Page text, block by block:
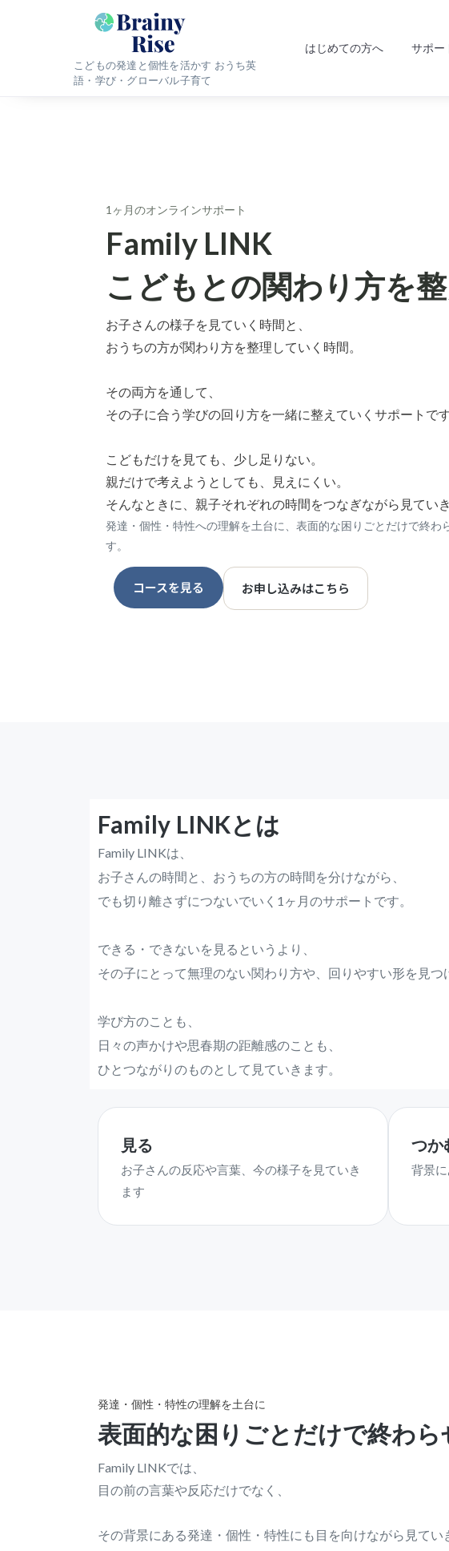
こどもの発達と個性を活かす おうち英
語・学び・グローバル子育て
はじめての方へ サポー
1ヶ月のオンラインサポート
Family LINK
こどもとの関わり方を
お子さんの様子を見ていく時間と、
おうちの方が関わり方を整理していく時間。
その両方を通して、
その子に合う学びの回り方を一緒に整えていくサポートです
こどもだけを見ても、少し足りない。
親だけで考えようとしても、見えにくい。
そんなときに、親子それぞれの時間をつなぎながら見ていき
発達・個性・特性への理解を土台に、表面的な困りごとだけで終わ
す。
コースを見る お申し込みはこちら
Family LINKとは
Family LINKは、
お子さんの時間と、おうちの方の時間を分けながら、
でも切り離さずにつないでいく1ヶ月のサポートです。
できる・できないを見るというより、
その子にとって無理のない関わり方や、回りやすい形を見つ
学び方のことも、
日々の声かけや思春期の距離感のことも、
ひとつながりのものとして見ていきます。
見る
お子さんの反応や言葉、今の様子を見ていき
ます
つか
背景
発達・個性・特性の理解を土台に
表面的な困りごとだけで終わら
Family LINKでは、
目の前の言葉や反応だけでなく、
その背景にある発達・個性・特性にも目を向けながら見てい